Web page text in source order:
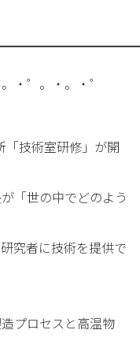
゜。・。・゜
技術室研修」が開
「世の中でどのよう
究者に技術を提供で
プロセスと高温物